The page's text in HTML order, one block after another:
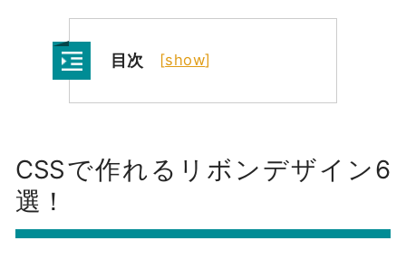
目次 [show]
CSSで作れるリボンデザイン6
選！